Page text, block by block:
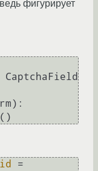
фигурирует
CaptchaField
id